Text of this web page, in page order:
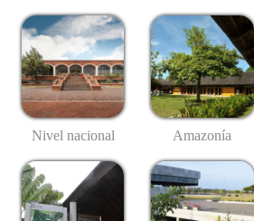
Nivel nacional Amazonía